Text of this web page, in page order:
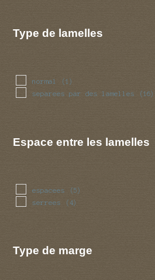
Type de lamelles
normal (1)
separees par des lamelles (16)
Espace entre les lamelles
espacees (5)
serrees (4)
Type de marge